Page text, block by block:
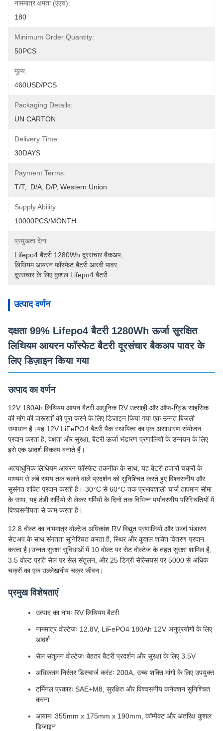
नाममात्र क्षमता (एएच):
180
Minimum Order Quantity:
50PCS
मूल्य:
460USD/PCS
Packaging Details:
UN CARTON
Delivery Time:
30DAYS
Payment Terms:
T/T,  D/A, D/P, Western Union
Supply Ability:
10000PCS/MONTH
प्रमुखता देना:
Lifepo4 बैटरी 1280Wh दूरसंचार बैकअप
लिथियम आयरन फॉस्फेट बैटरी आरवी पावर,
दूरसंचार के लिए कुशल Lifepo4 बैटरी
उत्पाद वर्णन
दक्षता 99% Lifepo4 बैटरी 1280Wh ऊर्जा सुरक्षित
लिथियम आयरन फॉस्फेट बैटरी दूरसंचार बैकअप पावर के
लिए डिज़ाइन किया गया
उत्पाद का वर्णन
12V 180Ah लिथियम आयन बैटरी आधुनिक RV उत्साही और ऑफ-ग्रिड साहसिक
की मांग की जरूरतों को पूरा करने के लिए डिज़ाइन किया गया एक उन्नत बिजली
समाधान है।यह 12V LiFePO4 बैटरी पैक स्थायित्व का एक असाधारण संयोजन
प्रदान करता है, दक्षता और सुरक्षा, बैटरी ऊर्जा भंडारण प्रणालियों के उन्नयन के लिए
इसे एक आदर्श विकल्प बनाते हैं।
अत्याधुनिक लिथियम आयरन फॉस्फेट तकनीक के साथ, यह बैटरी हजारों चक्रों के
माध्यम से लंबे समय तक चलने वाले प्रदर्शन को सुनिश्चित करते हुए विश्वसनीय और
सुसंगत शक्ति प्रदान करती है।-30°C से 60°C तक प्रभावशाली चार्ज तापमान सीमा
के साथ, यह ठंडी सर्दियों से लेकर गर्मियों के दिनों तक विभिन्न पर्यावरणीय परिस्थितियों में
विश्वसनीयता से काम करता है।
12.8 वोल्ट का नाममात्र वोल्टेज अधिकांश RV विद्युत प्रणालियों और ऊर्जा भंडारण
सेटअप के साथ संगतता सुनिश्चित करता है, स्थिर और कुशल शक्ति वितरण प्रदान
करता है।उन्नत सुरक्षा सुविधाओं में 10 वोल्ट पर सेट वोल्टेज के तहत सुरक्षा शामिल है,
3.5 वोल्ट प्रति सेल पर सेल संतुलन, और 25 डिग्री सेल्सियस पर 5000 से अधिक
चक्रों का एक उल्लेखनीय चक्र जीवन।
प्रमुख विशेषताएं
उत्पाद का नामः RV लिथियम बैटरी
नाममात्र वोल्टेजः 12.8V, LiFePO4 180Ah 12V अनुप्रयोगों के लिए
आदर्श
सेल संतुलन वोल्टेजः बेहतर बैटरी प्रदर्शन और सुरक्षा के लिए 3.5V
अधिकतम निरंतर डिस्चार्ज करंटः 200A, उच्च शक्ति मांगों के लिए उपयुक्त
टर्मिनल प्रकारः SAE+M8, सुरक्षित और विश्वसनीय कनेक्शन सुनिश्चित
करना
आयामः 355mm x 175mm x 190mm, कॉम्पैक्ट और अंतरिक्ष कुशल
डिजाइन